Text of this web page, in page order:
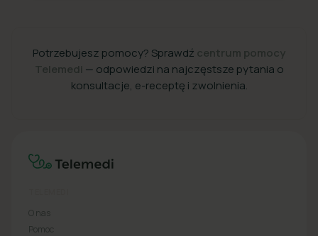
Potrzebujesz pomocy? Sprawdź centrum pomocy
Telemedi — odpowiedzi na najczęstsze pytania o
konsultacje, e-receptę i zwolnienia.
O nas
Pomoc